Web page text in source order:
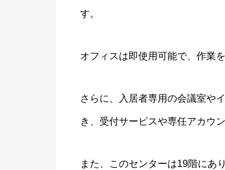
す。
オフィスは即使用可能で、作業
さらに、入居者専用の会議室や
き、受付サービスや専任アカウ
また、このセンターは19階にあ